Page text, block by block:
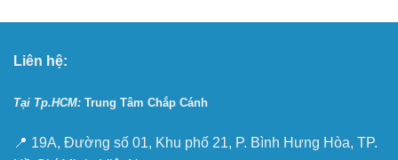
Liên hệ:
Tại Tp.HCM: Trung Tâm Chắp Cánh
📍 19A, Đường số 01, Khu phố 21, P. Bình Hưng Hòa, TP.